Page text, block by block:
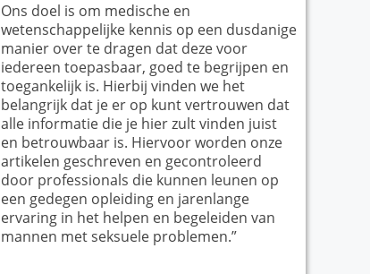
Ons doel is om medische en
wetenschappelijke kennis op een dusdanige
manier over te dragen dat deze voor
iedereen toepasbaar, goed te begrijpen en
toegankelijk is. Hierbij vinden we het
belangrijk dat je er op kunt vertrouwen dat
alle informatie die je hier zult vinden juist
en betrouwbaar is. Hiervoor worden onze
artikelen geschreven en gecontroleerd
door professionals die kunnen leunen op
een gedegen opleiding en jarenlange
ervaring in het helpen en begeleiden van
mannen met seksuele problemen.”